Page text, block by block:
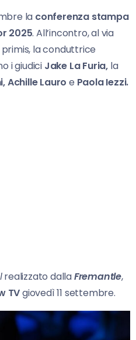
la conferenza stampa
2025. All’incontro, al via
primis, la conduttrice
i giudici Jake La Furia, la
Achille Lauro e Paola Iezzi.
realizzato dallaFremantle,
TVgiovedì 11 settembre.